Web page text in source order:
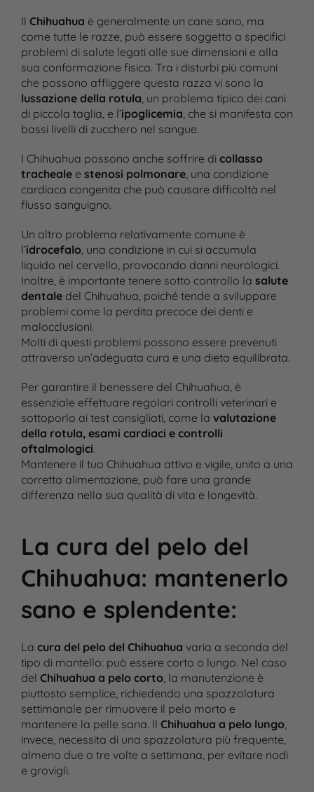
Il Chihuahua è generalmente un cane sano, ma
come tutte le razze, può essere soggetto a specifici
problemi di salute legati alle sue dimensioni e alla
sua conformazione fisica. Tra i disturbi più comuni
che possono affliggere questa razza vi sono la
lussazione della rotula, un problema tipico dei cani
di piccola taglia, e l’ipoglicemia, che si manifesta con
bassi livelli di zucchero nel sangue​.
I Chihuahua possono anche soffrire di collasso
trachealee stenosi polmonare, una condizione
cardiaca congenita che può causare difficoltà nel
flusso sanguigno.
Un altro problema relativamente comune è
l’idrocefalo, una condizione in cui si accumula
liquido nel cervello, provocando danni neurologici.
Inoltre, è importante tenere sotto controllo la salute
dentaledel Chihuahua, poiché tende a sviluppare
problemi come la perdita precoce dei denti e
malocclusioni​.
Molti di questi problemi possono essere prevenuti
attraverso un’adeguata cura e una dieta equilibrata.
Per garantire il benessere del Chihuahua, è
essenziale effettuare regolari controlli veterinari e
sottoporlo ai test consigliati, come la valutazione
della rotula, esami cardiaci e controlli
oftalmologici​.
Mantenere il tuo Chihuahua attivo e vigile, unito a una
corretta alimentazione, può fare una grande
differenza nella sua qualità di vita e longevità.
La cura del pelo del
Chihuahua: mantenerlo
sano e splendente:
La cura del pelo del Chihuahua varia a seconda del
tipo di mantello: può essere corto o lungo. Nel caso
del Chihuahua a pelo corto, la manutenzione è
piuttosto semplice, richiedendo una spazzolatura
settimanale per rimuovere il pelo morto e
mantenere la pelle sana. Il Chihuahua a pelo lungo,
invece, necessita di una spazzolatura più frequente,
almeno due o tre volte a settimana, per evitare nodi
e grovigli​.